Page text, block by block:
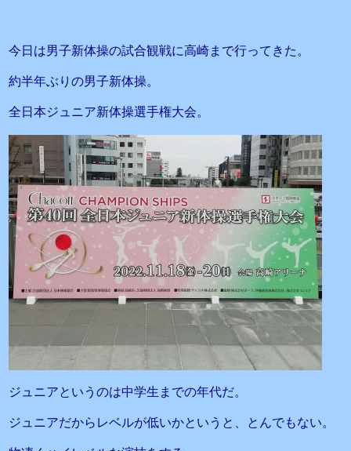
今日は男子新体操の試合観戦に高崎まで行ってきた。
約半年ぶりの男子新体操。
全日本ジュニア新体操選手権大会。
ジュニアというのは中学生までの年代だ。
ジュニアだからレベルが低いかというと、とんでもない。